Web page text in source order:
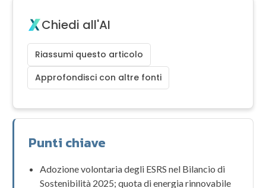
Chiedi all'AI
Riassumi questo articolo
Approfondisci con altre fonti
Punti chiave
Adozione volontaria degli ESRS nel Bilancio di
Sostenibilità 2025; quota dienergia rinnovabile